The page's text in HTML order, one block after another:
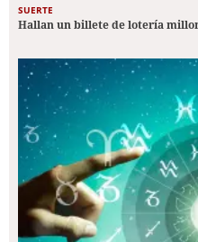
SUERTE
Hallan un billete de lotería